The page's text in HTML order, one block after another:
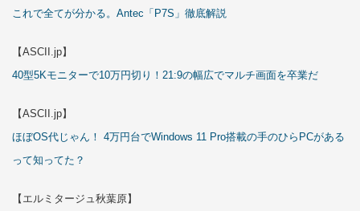
これで全てが分かる。Antec「P7S」徹底解説
【ASCII.jp】
40型5Kモニターで10万円切り！21:9の幅広でマルチ画面を卒業だ
【ASCII.jp】
ほぼOS代じゃん！ 4万円台でWindows 11 Pro搭載の手のひらPCがある
って知ってた？
【エルミタージュ秋葉原】